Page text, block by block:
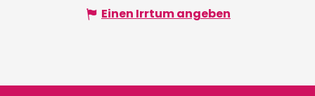
Einen Irrtum angeben